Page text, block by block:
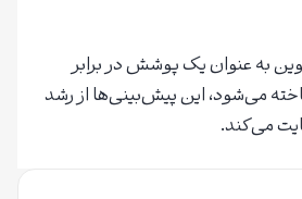
به عنوان یک پوشش در برابر
می‌شود، این پیش‌بینی‌ها از رشد
می‌کند.